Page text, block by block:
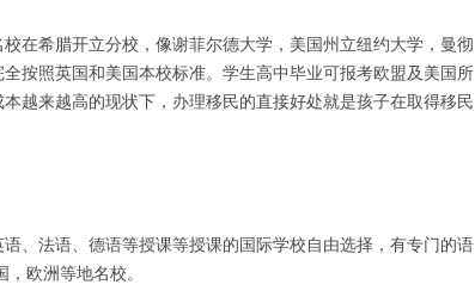
在希腊开立分校，像谢菲尔德大学，美国州立纽约大学，曼彻
按照英国和美国本校标准。学生高中毕业可报考欧盟及美国所
越来越高的现状下，办理移民的直接好处就是孩子在取得移民
、法语、德语等授课等授课的国际学校自由选择，有专门的语
欧洲等地名校。